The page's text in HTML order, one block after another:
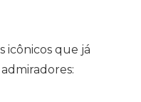
icônicos que já